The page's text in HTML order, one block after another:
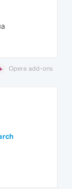
Opera add-ons